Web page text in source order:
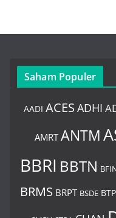
Saham Populer
AADI ACES ADHI
AMRT ANTM
BBRI BBTN
BRMS BRPT BSDE